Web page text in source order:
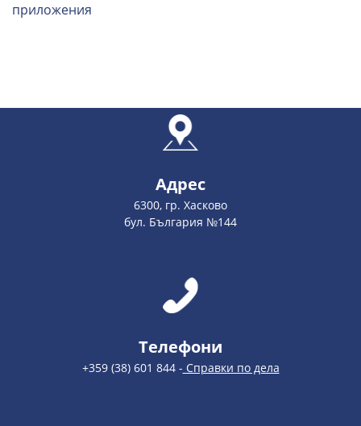
приложения
Адрес
6300, гр. Хасково
бул. България №144
Телефони
+359 (38) 601 844 - Справки по дела